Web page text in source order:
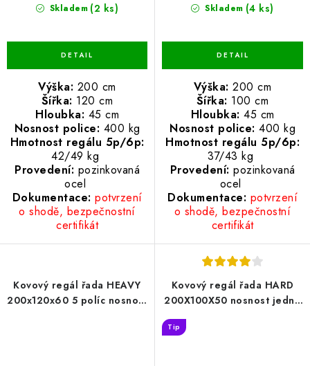
Skladem (2 ks)
Výška: 200 cm
Šířka: 120 cm
Hloubka: 45 cm
Nosnost police: 400 kg
Hmotnost regálu 5p/6p:
42/49 kg
Provedení: pozinkovaná
ocel
Dokumentace: potvrzení
o shodě, bezpečnostní
certifikát
Skladem (4 ks)
Výška: 200 cm
Šířka: 100 cm
Hloubka: 45 cm
Nosnost police: 400 kg
Hmotnost regálu 5p/6p:
37/43 kg
Provedení: pozinkovaná
ocel
Dokumentace: potvrzení
o shodě, bezpečnostní
certifikát
Kovový regál řada HEAVY
200x120x60 5 políc nosnost
Kovový regál řada HARD
200X100X50 nosnost jedné
Tip